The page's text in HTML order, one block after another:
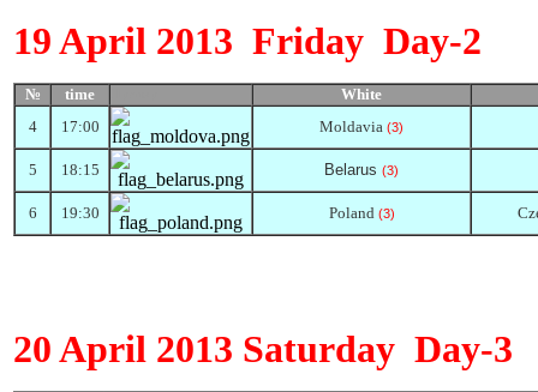
19April 2013 Friday Day-2
№ time
White
4
17:00 Moldavia (3)
5 18:15 Belarus (3)
6 19:30 Poland (3)
20April 2013 Saturday Day-